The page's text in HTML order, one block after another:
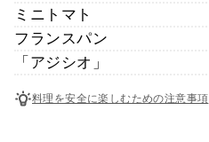
ミニトマト
フランスパン
「アジシオ」
料理を安全に楽しむための注意事項